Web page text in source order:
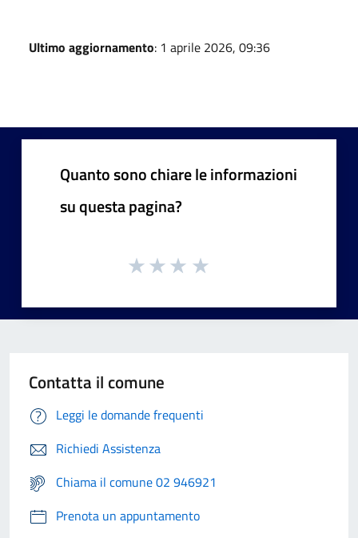
Ultimo aggiornamento: 1 aprile 2026, 09:36
Quanto sono chiare le informazioni
su questa pagina?
Contatta il comune
Leggi le domande frequenti
Richiedi Assistenza
Chiama il comune 02 946921
Prenota un appuntamento